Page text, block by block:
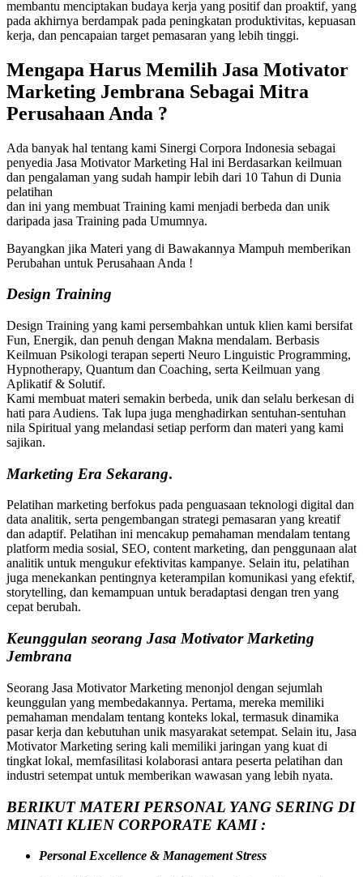
membantu menciptakan budaya kerja yang positif dan proaktif, yang
pada akhirnya berdampak pada peningkatan produktivitas, kepuasan
kerja, dan pencapaian target pemasaran yang lebih tinggi.
Mengapa Harus Memilih Jasa Motivator
Marketing Jembrana Sebagai Mitra
Perusahaan Anda ?
Ada banyak hal tentang kami Sinergi Corpora Indonesia sebagai
penyedia Jasa Motivator Marketing Hal ini Berdasarkan keilmuan
dan pengalaman yang sudah hampir lebih dari 10 Tahun di Dunia
pelatihan
dan ini yang membuat Training kami menjadi berbeda dan unik
daripada jasa Training pada Umumnya.
Bayangkan jika Materi yang di Bawakannya Mampuh memberikan
Perubahan untuk Perusahaan Anda !
Design Training
Design Training yang kami persembahkan untuk klien kami bersifat
Fun, Energik, dan penuh dengan Makna mendalam. Berbasis
Keilmuan Psikologi terapan seperti Neuro Linguistic Programming,
Hypnotherapy, Quantum dan Coaching, serta Keilmuan yang
Aplikatif & Solutif.
Kami membuat materi semakin berbeda, unik dan selalu berkesan di
hati para Audiens. Tak lupa juga menghadirkan sentuhan-sentuhan
nila Spiritual yang melandasi setiap perform dan materi yang kami
sajikan.
Marketing Era Sekarang.
Pelatihan marketing berfokus pada penguasaan teknologi digital dan
data analitik, serta pengembangan strategi pemasaran yang kreatif
dan adaptif. Pelatihan ini mencakup pemahaman mendalam tentang
platform media sosial, SEO, content marketing, dan penggunaan alat
analitik untuk mengukur efektivitas kampanye. Selain itu, pelatihan
juga menekankan pentingnya keterampilan komunikasi yang efektif,
storytelling, dan kemampuan untuk beradaptasi dengan tren yang
cepat berubah.
Keunggulan seorang Jasa Motivator Marketing
Jembrana
Seorang Jasa Motivator Marketing menonjol dengan sejumlah
keunggulan yang membedakannya. Pertama, mereka memiliki
pemahaman mendalam tentang konteks lokal, termasuk dinamika
pasar kerja dan kebutuhan unik masyarakat setempat. Selain itu, Jasa
Motivator Marketing sering kali memiliki jaringan yang kuat di
tingkat lokal, memfasilitasi kolaborasi antara peserta pelatihan dan
industri setempat untuk memberikan wawasan yang lebih nyata.
BERIKUT MATERI PERSONAL YANG SERING DI
MINATI KLIEN CORPORATE KAMI :
Personal Excellence & Management Stress